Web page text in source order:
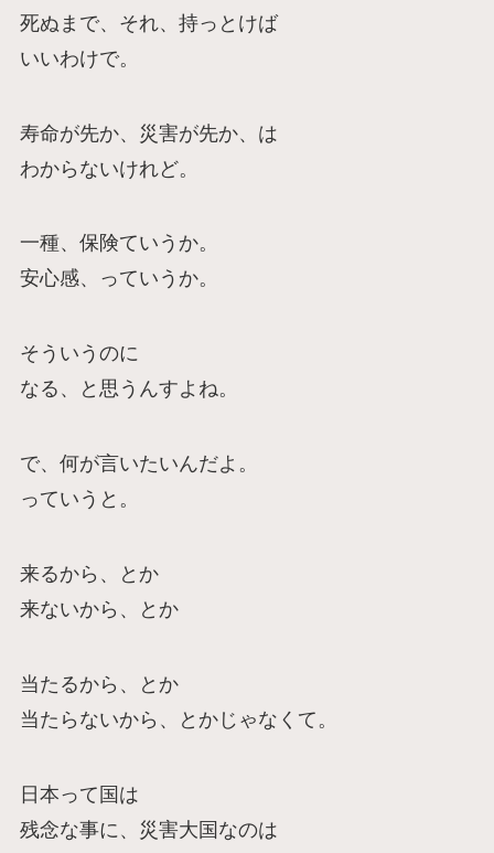
死ぬまで、それ、持っとけば
いいわけで。
寿命が先か、災害が先か、は
わからないけれど。
一種、保険ていうか。
安心感、っていうか。
そういうのに
なる、と思うんすよね。
で、何が言いたいんだよ。
っていうと。
来るから、とか
来ないから、とか
当たるから、とか
当たらないから、とかじゃなくて。
日本って国は
残念な事に、災害大国なのは